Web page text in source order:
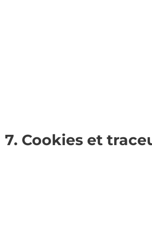
7. Cookies et